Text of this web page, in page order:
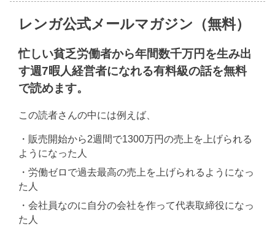
レンガ公式メールマガジン（無料）
忙しい貧乏労働者から年間数千万円を生み出
す週7暇人経営者になれる有料級の話を無料
で読めます。
この読者さんの中には例えば、
・販売開始から2週間で1300万円の売上を上げられる
ようになった人
・労働ゼロで過去最高の売上を上げられるようになっ
た人
・会社員なのに自分の会社を作って代表取締役になっ
た人